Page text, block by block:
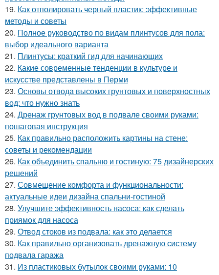
19. Как отполировать черный пластик: эффективные
методы и советы
20. Полное руководство по видам плинтусов для пола:
выбор идеального варианта
21. Плинтусы: краткий гид для начинающих
22. Какие современные тенденции в культуре и
искусстве представлены в Перми
23. Основы отвода высоких грунтовых и поверхностных
вод: что нужно знать
24. Дренаж грунтовых вод в подвале своими руками:
пошаговая инструкция
25. Как правильно расположить картины на стене:
советы и рекомендации
26. Как объединить спальню и гостиную: 75 дизайнерских
решений
27. Совмещение комфорта и функциональности:
актуальные идеи дизайна спальни-гостиной
28. Улучшите эффективность насоса: как сделать
приямок для насоса
29. Отвод стоков из подвала: как это делается
30. Как правильно организовать дренажную систему
подвала гаража
31. Из пластиковых бутылок своими руками: 10